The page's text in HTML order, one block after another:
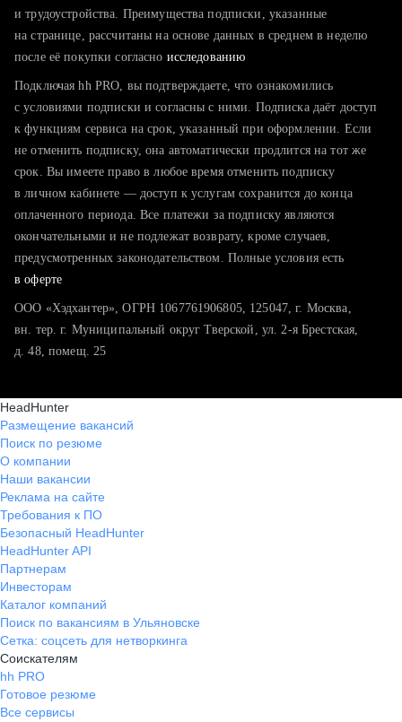
тратите много времени на поиск и вручную поднимаете
хотите сравнить себя с конкурентами и оценить шансы
и трудоустройства. Преимущества подписки, указанные
на странице, рассчитаны на основе данных в среднем в неделю
после её покупки согласно исследованию
Подключая hh PRO, вы подтверждаете, что ознакомились
с условиями подписки и согласны с ними. Подписка даёт доступ
к функциям сервиса на срок, указанный при оформлении. Если
не отменить подписку, она автоматически продлится на тот же
срок. Вы имеете право в любое время отменить подписку
в личном кабинете — доступ к услугам сохранится до конца
оплаченного периода. Все платежи за подписку являются
окончательными и не подлежат возврату, кроме случаев,
предусмотренных законодательством. Полные условия есть
в оферте
ООО «Хэдхантер», ОГРН 1067761906805, 125047, г. Москва,
вн. тер. г. Муниципальный округ Тверской, ул. 2-я Брестская,
д. 48, помещ. 25
HeadHunter
Размещение вакансий
Поиск по резюме
О компании
Наши вакансии
Реклама на сайте
Требования к ПО
Безопасный HeadHunter
HeadHunter API
Партнерам
Инвесторам
Каталог компаний
Поиск по вакансиям в Ульяновске
Сетка: соцсеть для нетворкинга
Соискателям
hh PRO
Готовое резюме
Все сервисы